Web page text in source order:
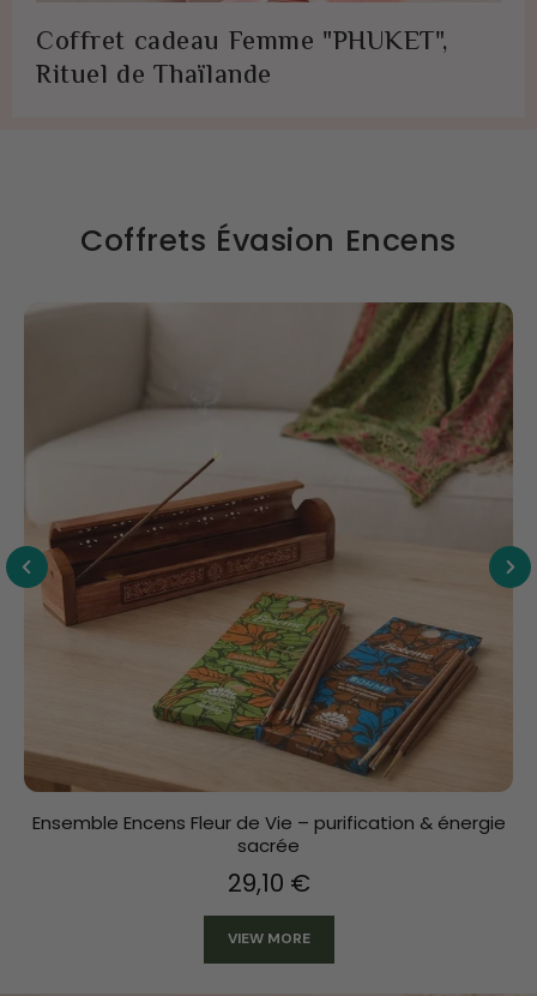
Coffret cadeau Femme "PHUKET",
Rituel de Thaïlande
Coffrets Évasion Encens
Ensemble Encens Fleur de Vie – purification & énergie
sacrée
29,10 €
VIEW MORE